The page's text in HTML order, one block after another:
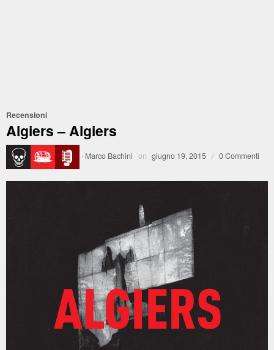
Recensioni
Algiers – Algiers
· Marco Bachini on giugno 19, 2015 / 0 Commenti